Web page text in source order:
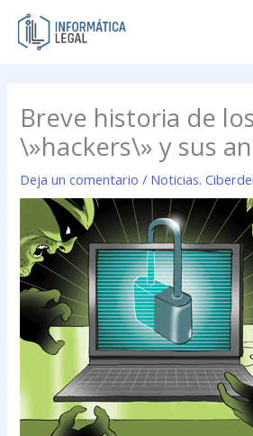
contenido
Breve historia de
\»hackers\» y sus
Deja un comentario / Noticias.